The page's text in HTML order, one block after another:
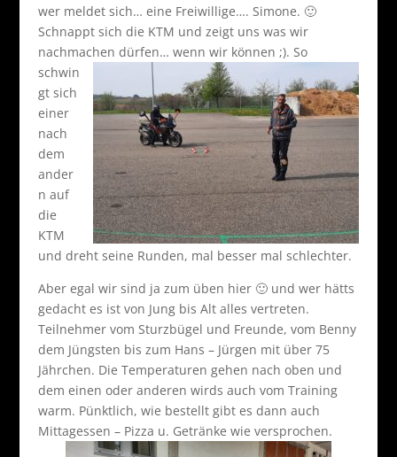
wer meldet sich… eine Freiwillige…. Simone. 🙂
Schnappt sich die KTM und zeigt uns was wir
nachmachen dürfen… wenn wir können ;). So
schwin
gt sich
einer
nach
dem
ander
n auf
die
KTM
und dreht seine Runden, mal besser mal schlechter.
Aber egal wir sind ja zum üben hier 🙂 und wer hätts
gedacht es ist von Jung bis Alt alles vertreten.
Teilnehmer vom Sturzbügel und Freunde, vom Benny
dem Jüngsten bis zum Hans – Jürgen mit über 75
Jährchen. Die Temperaturen gehen nach oben und
dem einen oder anderen wirds auch vom Training
warm. Pünktlich, wie bestellt gibt es dann auch
Mittagessen – Pizza u. Getränke wie versprochen.